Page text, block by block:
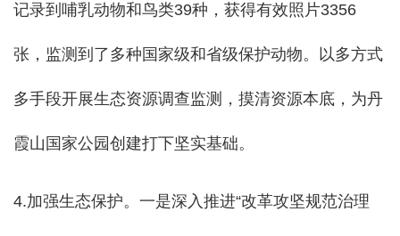
记录到哺乳动物和鸟类39种，获得有效照片3356
张，监测到了多种国家级和省级保护动物。以多方式
多手段开展生态资源调查监测，摸清资源本底，为丹
霞山国家公园创建打下坚实基础。
4.加强生态保护。一是深入推进“改革攻坚规范治理